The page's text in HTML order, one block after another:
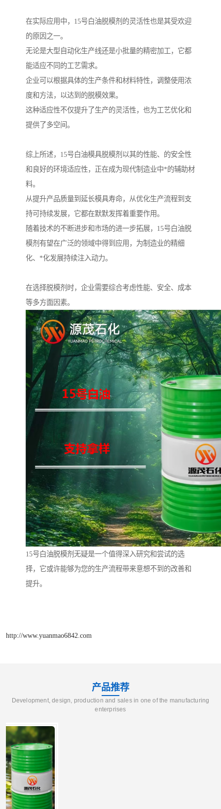
在实际应用中，15号白油脱模剂的灵活性也是其受欢迎
的原因之一。
无论是大型自动化生产线还是小批量的精密加工，它都
能适应不同的工艺需求。
企业可以根据具体的生产条件和材料特性，调整使用浓
度和方法，以达到的脱模效果。
这种适应性不仅提升了生产的灵活性，也为工艺优化和
提供了多空间。
综上所述，15号白油模具脱模剂以其的性能、的安全性
和良好的环境适应性，正在成为现代制造业中*的辅助材
料。
从提升产品质量到延长模具寿命，从优化生产流程到支
持可持续发展，它都在默默发挥着重要作用。
随着技术的不断进步和市场的进一步拓展，15号白油脱
模剂有望在广泛的领域中得到应用，为制造业的精细
化、*化发展持续注入动力。
在选择脱模剂时，企业需要综合考虑性能、安全、成本
等多方面因素。
15号白油脱模剂无疑是一个值得深入研究和尝试的选
择，它或许能够为您的生产流程带来意想不到的改善和
提升。
http://www.yuanmao6842.com
产品推荐
Development, design, production and sales in one of the manufacturing
enterprises